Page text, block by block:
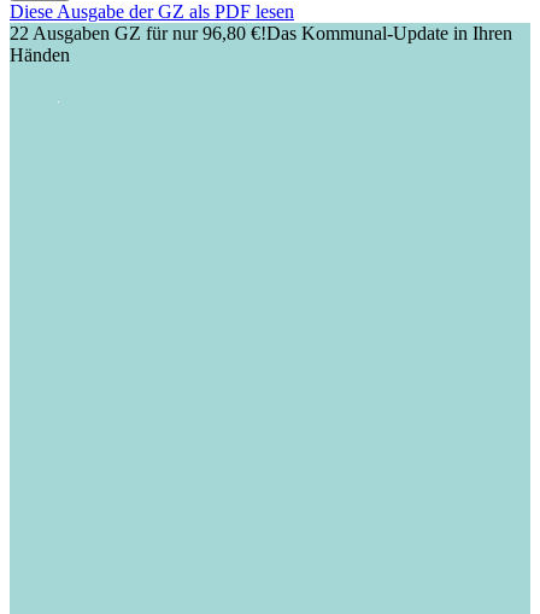
Diese Ausgabe der GZ als PDF lesen
22 Ausgaben GZ für nur 96,80 €!Das Kommunal-Update in Ihren
Händen